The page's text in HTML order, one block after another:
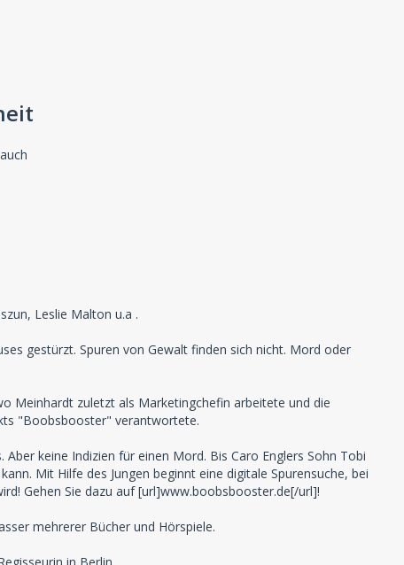
Leslie Malton u.a .
gestürzt. Spuren von Gewalt finden sich nicht. Mord oder
Meinhardt zuletzt als Marketingchefin arbeitete und die
"Boobsbooster" verantwortete.
keine Indizien für einen Mord. Bis Caro Englers Sohn Tobi
Mit Hilfe des Jungen beginnt eine digitale Spurensuche, bei
Gehen Sie dazu auf [url]www.boobsbooster.de[/url]!
mehrerer Bücher und Hörspiele.
in Berlin.